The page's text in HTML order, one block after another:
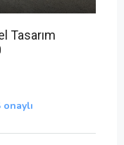
Tasarım
onaylı